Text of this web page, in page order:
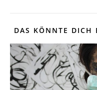
DAS KÖNNTE DICH